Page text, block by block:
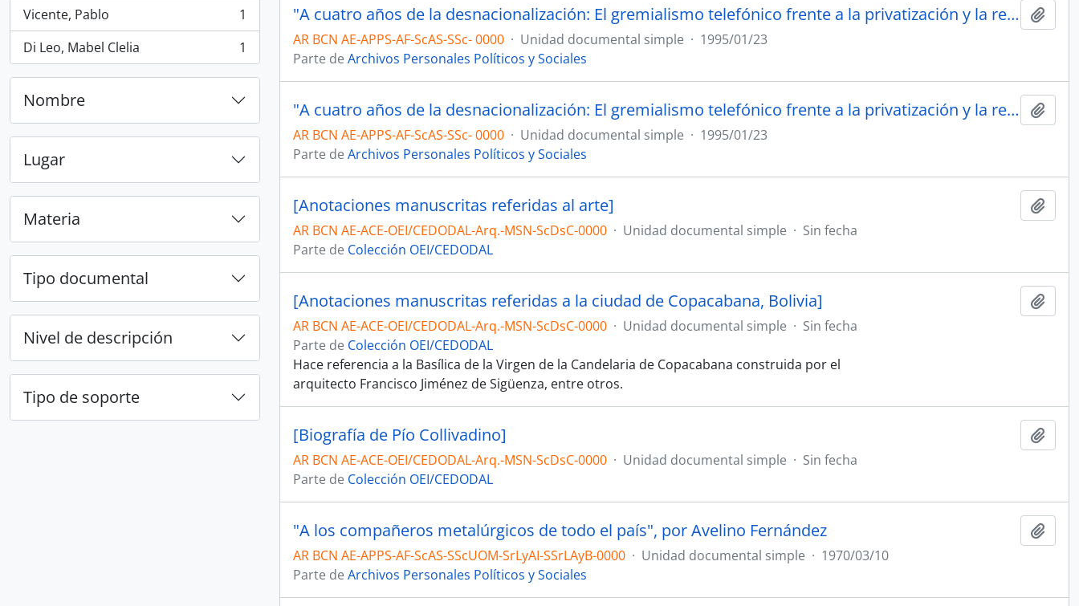
Vicente, Pablo
, 1 resultados
1
Di Leo, Mabel Clelia
, 1 resultados 1
Nombre
Lugar
Materia
Tipo documental
Nivel de descripción
Tipo de soporte
"A cuatro años de la desnacionalización: El gremialismo telefónico frente a la privatización y la reconversión tecnológica"1995/01/23
AR BCN AE-APPS-AF-ScAS-SSc- 0000 · Unidad documental simple · 1995/01/23
Parte de Archivos Personales Políticos y Sociales
"A cuatro años de la desnacionalización: El gremialismo telefónico frente a la privatización y la reconversión tecnológica"1995/01/23
AR BCN AE-APPS-AF-ScAS-SSc- 0000 · Unidad documental simple · 1995/01/23
Parte de Archivos Personales Políticos y Sociales
[Anotaciones manuscritas referidas al arte]
AR BCN AE-ACE-OEI/CEDODAL-Arq.-MSN-ScDsC-0000 · Unidad documental simple · Sin fecha
Parte de Colección OEI/CEDODAL
[Anotaciones manuscritas referidas a la ciudad de Copacabana, Bolivia]
AR BCN AE-ACE-OEI/CEDODAL-Arq.-MSN-ScDsC-0000 · Unidad documental simple · Sin fecha
Parte de Colección OEI/CEDODAL
Hace referencia a la Basílica de la Virgen de la Candelaria de Copacabana construida por el
arquitecto Francisco Jiménez de Sigüenza, entre otros.
[Biografía de Pío Collivadino]
AR BCN AE-ACE-OEI/CEDODAL-Arq.-MSN-ScDsC-0000 · Unidad documental simple · Sin fecha
Parte de Colección OEI/CEDODAL
"A los compañeros metalúrgicos de todo el país", por Avelino Fernández
AR BCN AE-APPS-AF-ScAS-SScUOM-SrLyAI-SSrLAyB-0000 · Unidad documental simple · 1970/03/10
Parte de Archivos Personales Políticos y Sociales